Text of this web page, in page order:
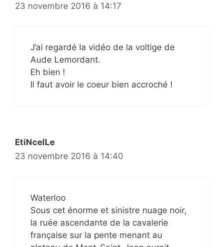
23 novembre 2016 à 14:17
J’ai regardé la vidéo de la voltige de
Aude Lemordant.
Eh bien !
Il faut avoir le coeur bien accroché !
EtiNcelLe
23 novembre 2016 à 14:40
Waterloo
Sous cet énorme et sinistre nuage noir,
la ruée ascendante de la cavalerie
française sur la pente menant au